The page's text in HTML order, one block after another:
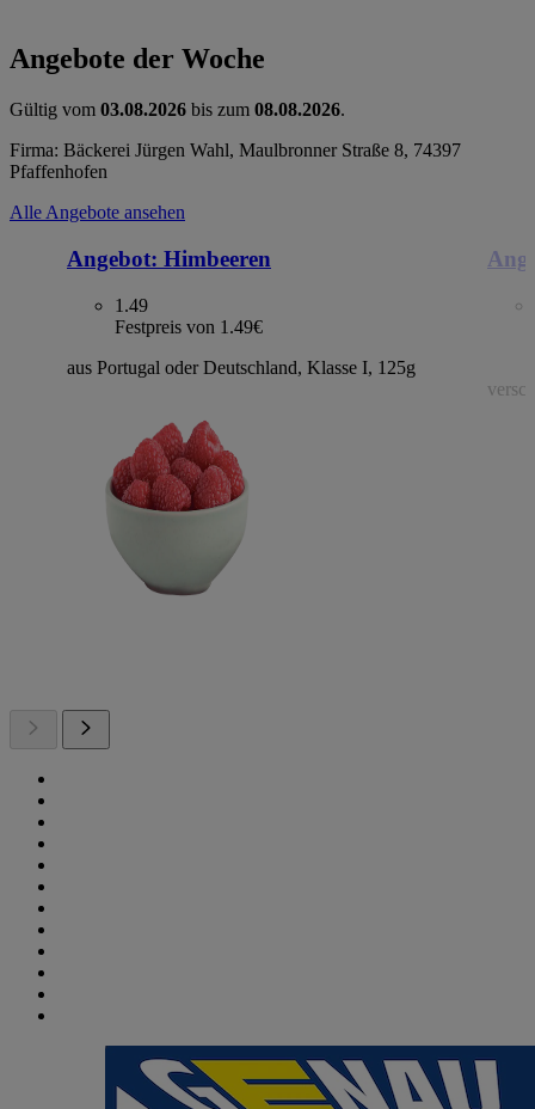
Angebote der Woche
Gültig vom 03.08.2026 bis zum 08.08.2026.
Firma: Bäckerei Jürgen Wahl, Maulbronner Straße 8, 74397
Pfaffenhofen
Alle Angebote ansehen
Angebot: Himbeeren
1.49
Festpreis von 1.49€
aus Portugal oder Deutschland, Klasse I, 125g